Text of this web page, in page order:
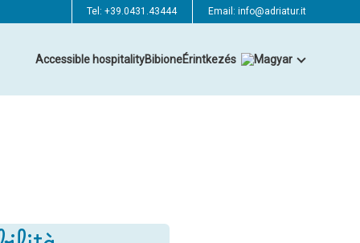
Tel:+39.0431.43444 Email: info@adriatur.it
Accessible hospitalityBibioneÉrintkezés